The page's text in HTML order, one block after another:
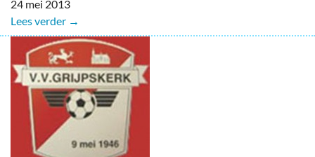
24 mei 2013
Lees verder →